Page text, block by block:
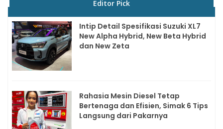
Editor Pick
Intip Detail Spesifikasi Suzuki XL7
New Alpha Hybrid, New Beta Hybrid
dan New Zeta
Rahasia Mesin Diesel Tetap
Bertenaga dan Efisien, Simak 6 Tips
Langsung dari Pakarnya